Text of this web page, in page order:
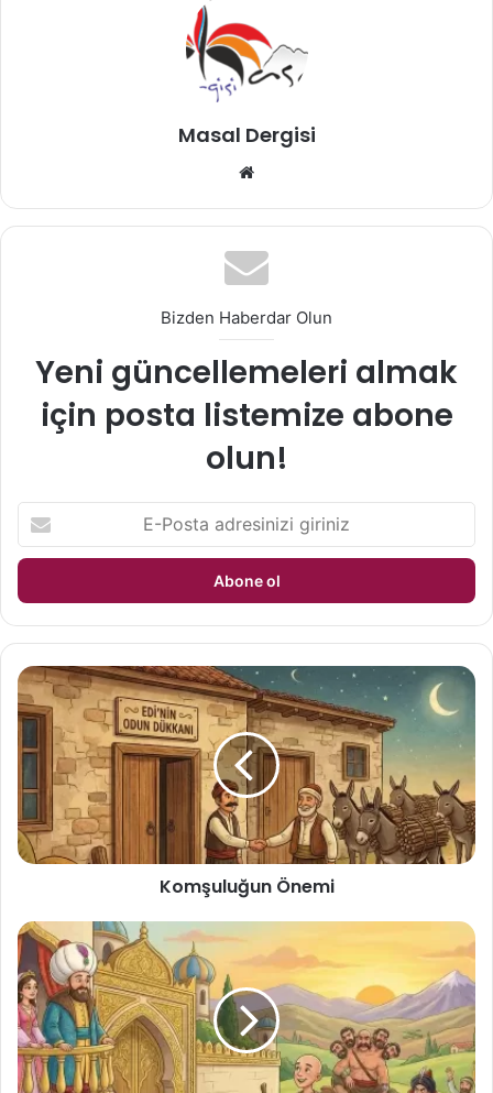
Masal Dergisi
Bizden Haberdar Olun
Yeni güncellemeleri almak
için posta listemize abone
olun!
Posta
adresinizi
Komşuluğun
Önemi
Komşuluğun Önemi
Zamane
Keloğlanı
ve
Masalı